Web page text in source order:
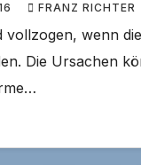
FRANZ RICHTER
vollzogen, wenn
Die Ursachen